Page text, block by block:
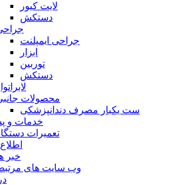
لایت کیور
دستکش
جراحی ایمپلنت
ابزار
توربین
دستکش
محصولات
ست یکبار مصرف دندانپزشکی
خدمات و
تعمیرات
خبر
وب سایت های